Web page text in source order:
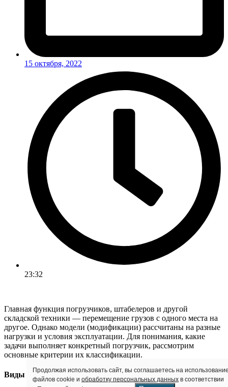
15 октября, 2022
23:32
Главная функция погрузчиков, штабелеров и другой
складской техники — перемещение грузов с одного места на
другое. Однако модели (модификации) рассчитаны на разные
нагрузки и условия эксплуатации. Для понимания, какие
задачи выполняет конкретный погрузчик, рассмотрим
основные критерии их классификации.
Виды вилочных погрузчиков
Продолжая использовать сайт, вы соглашаетесь на
файлов cookie и обработку персональных данных в соответствии